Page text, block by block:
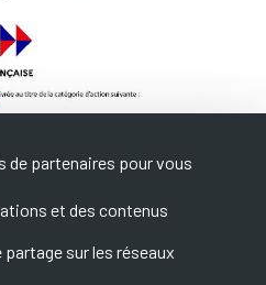
de partenaires pour vous
et des contenus
sur les réseaux